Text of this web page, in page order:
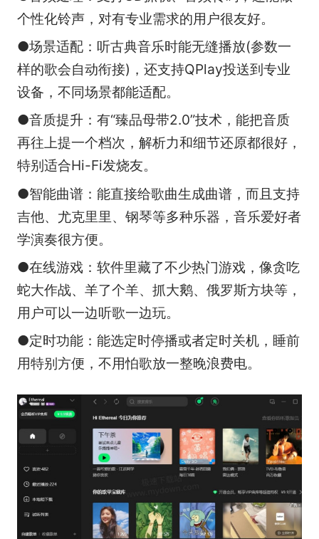
个性化铃声，对有专业需求的用户很友好。
●场景适配：听古典音乐时能无缝播放(参数一
样的歌会自动衔接)，还支持QPlay投送到专业
设备，不同场景都能适配。
●音质提升：有“臻品母带2.0”技术，能把音质
再往上提一个档次，解析力和细节还原都很好，
特别适合Hi-Fi发烧友。
●智能曲谱：能直接给歌曲生成曲谱，而且支持
吉他、尤克里里、钢琴等多种乐器，音乐爱好者
学演奏很方便。
●在线游戏：软件里藏了不少热门游戏，像贪吃
蛇大作战、羊了个羊、抓大鹅、俄罗斯方块等，
用户可以一边听歌一边玩。
●定时功能：能选定时停播或者定时关机，睡前
用特别方便，不用怕歌放一整晚浪费电。